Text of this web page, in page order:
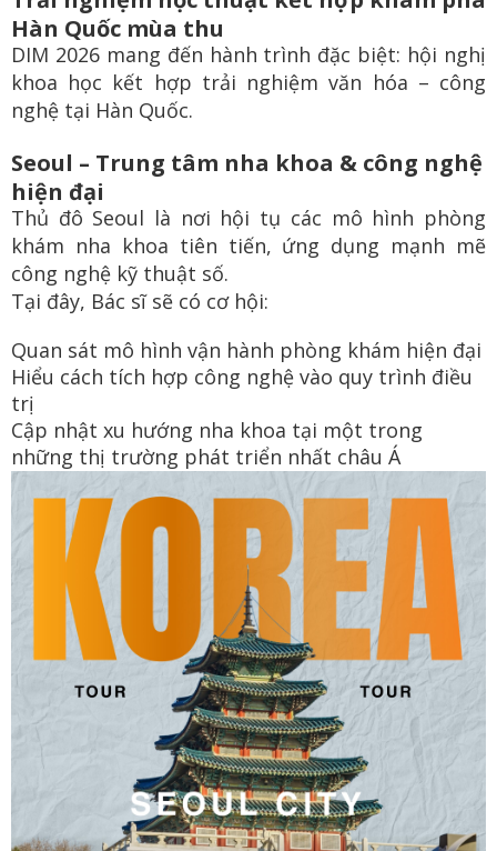
Hàn Quốc mùa thu
DIM 2026 mang đến hành trình đặc biệt: hội nghị
khoa học kết hợp trải nghiệm văn hóa – công
nghệ tại Hàn Quốc.
Seoul – Trung tâm nha khoa & công nghệ
hiện đại
Thủ đô Seoul là nơi hội tụ các mô hình phòng
khám nha khoa tiên tiến, ứng dụng mạnh mẽ
công nghệ kỹ thuật số.
Tại đây, Bác sĩ sẽ có cơ hội:
Quan sát mô hình vận hành phòng khám hiện đại
Hiểu cách tích hợp công nghệ vào quy trình điều
trị
Cập nhật xu hướng nha khoa tại một trong
những thị trường phát triển nhất châu Á